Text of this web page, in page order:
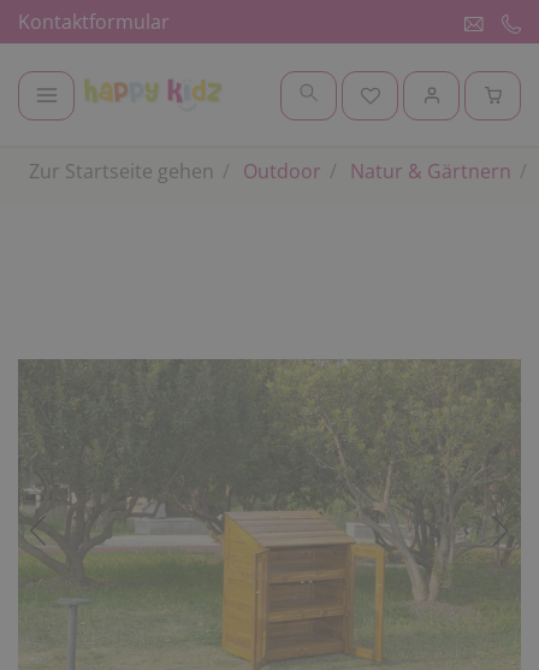
Kontaktformular
Zur Startseite gehen Outdoor Natur & Gärtnern